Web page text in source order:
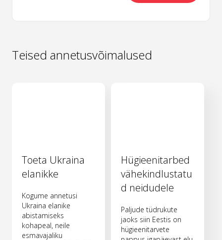
Teised annetusvõimalused
Toeta Ukraina
elanikke
Kogume annetusi
Ukraina elanike
abistamiseks
kohapeal, neile
esmavajaliku
Hügieenitarbed
vähekindlustatu
d neidudele
Paljude tüdrukute
jaoks siin Eestis on
hügieenitarvete